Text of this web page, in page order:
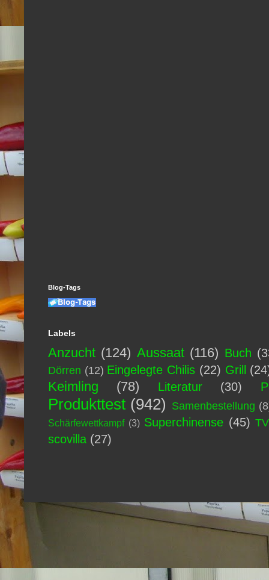
Blog-Tags
Labels
Anzucht (124) Aussaat (116) Buch
Dörren (12) Eingelegte Chilis (22) Grill
Keimling (78) Literatur (30)
Produkttest (942) Samenbestellung
Schärfewettkampf (3) Superchinense (45) TV
scovilla (27)